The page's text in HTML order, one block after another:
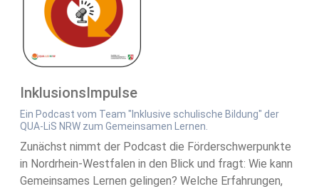
InklusionsImpulse
Ein Podcast vom Team "Inklusive schulische Bildung" der
QUA-LiS NRW zum Gemeinsamen Lernen.
Zunächst nimmt der Podcast die Förderschwerpunkte
in Nordrhein-Westfalen in den Blick und fragt: Wie kann
Gemeinsames Lernen gelingen? Welche Erfahrungen,